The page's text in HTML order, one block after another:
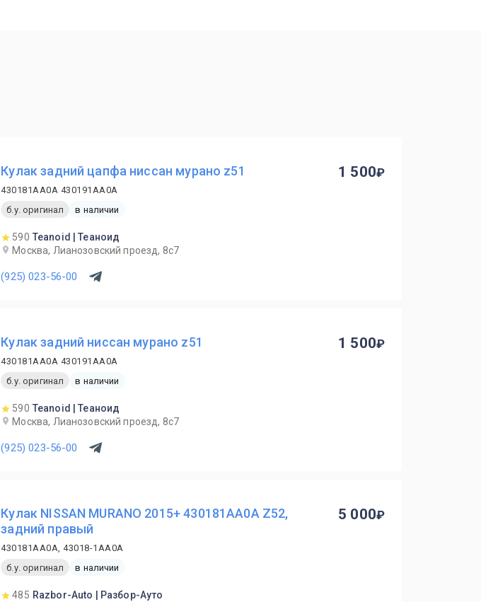
Кулак задний цапфа ниссан мурано z51
430181AA0A 430191AA0A
б.у. оригинал
в наличии
590 Teanoid | Теаноид
Москва, Лианозовский проезд, 8с7
(925) 023-56-00
1 500
Кулак задний ниссан мурано z51
430181AA0A 430191AA0A
б.у. оригинал
в наличии
590 Teanoid | Теаноид
Москва, Лианозовский проезд, 8с7
(925) 023-56-00
1 500
Кулак NISSAN MURANO 2015+ 430181AA0A Z52,
задний правый
430181AA0A, 43018-1AA0A
б.у. оригинал
в наличии
485 Razbor-Auto | Разбор-Ауто
5 000